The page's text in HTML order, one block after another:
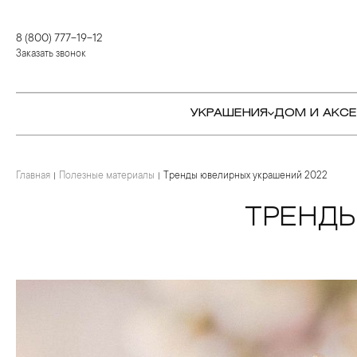
8 (800) 777-19-12
Заказать звонок
УКРАШЕНИЯ
КОЛЬЦА
ДОМ И
СТОЛОВЫЕ ПРИБОРЫ
КОЛЬЦА
Главная Полезные материалы Тренды ювелирных украшений 2022